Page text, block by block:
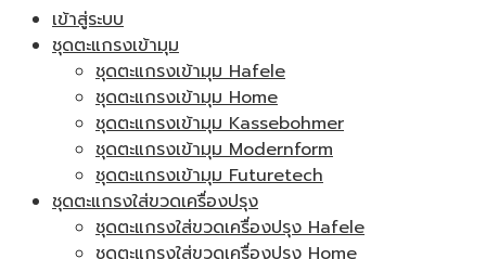
เข้าสู่ระบบ
ชุดตะแกรงเข้ามุม
ชุดตะแกรงเข้ามุม Hafele
ชุดตะแกรงเข้ามุม Home
ชุดตะแกรงเข้ามุม Kassebohmer
ชุดตะแกรงเข้ามุม Modernform
ชุดตะแกรงเข้ามุม Futuretech
ชุดตะแกรงใส่ขวดเครื่องปรุง
ชุดตะแกรงใส่ขวดเครื่องปรุง Hafele
ชุดตะแกรงใส่ขวดเครื่องปรุง Home